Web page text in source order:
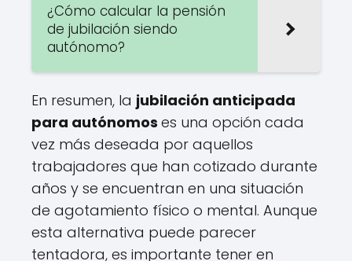
¿Cómo calcular la pensión
de jubilación siendo
autónomo?
En resumen, la jubilación anticipada
para autónomos es una opción cada
vez más deseada por aquellos
trabajadores que han cotizado durante
años y se encuentran en una situación
de agotamiento físico o mental. Aunque
esta alternativa puede parecer
tentadora, es importante tener en